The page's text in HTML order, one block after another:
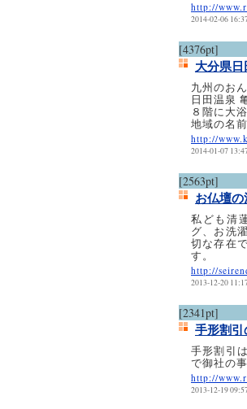
http://
2014-02-06
[4376pt]
大分県
九州のお
日田温泉
８階に大
地域の名
http://
2014-01-07
[2563pt]
お仏壇
私ども清
グ、お洗
切な存在
す。
http://
2013-12-20
[2341pt]
手形割
手形割引
で御社の
http://
2013-12-19